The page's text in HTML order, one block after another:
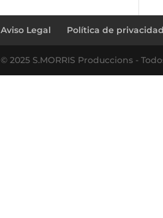
Aviso Legal Política de privacidad
© 2025 S.MORRIS Produccions -